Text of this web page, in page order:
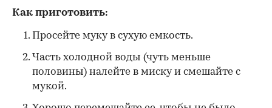
Как приготовить:
Просейте муку в сухую емкость.
Часть холодной воды (чуть меньше
половины) налейте в миску и смешайте с
мукой.